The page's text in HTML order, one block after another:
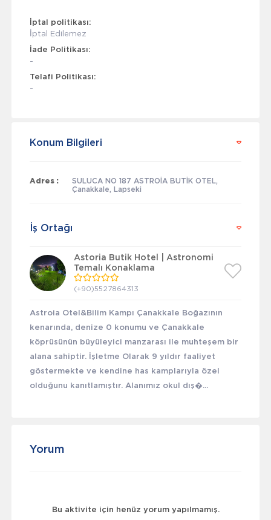
İptal politikası:
İptal Edilemez
İade Politikası:
-
Telafi Politikası:
-
Konum Bilgileri
Adres :
SULUCA NO 187 ASTROİA BUTİK OTEL,
Çanakkale, Lapseki
İş Ortağı
Astoria Butik Hotel | Astronomi
Temalı Konaklama
(+90)5527864313
Astroia Otel&Bilim Kampı Çanakkale Boğazının
kenarında, denize 0 konumu ve Çanakkale
köprüsünün büyüleyici manzarası ile muhteşem bir
alana sahiptir. İşletme Olarak 9 yıldır faaliyet
göstermekte ve kendine has kamplarıyla özel
olduğunu kanıtlamıştır. Alanımız okul dış�...
Yorum
Bu aktivite için henüz yorum yapılmamış.